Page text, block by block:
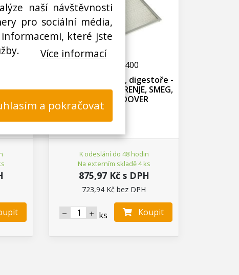
naší návštěvnosti
pro sociální média,
které jste
Více informací
a pokračovat
W000577400
Filtr odsavače par, digestoře -
kovový ADEK, GORENJE, SMEG,
CANDY / HOOVER
K odeslání do 48 hodin
Na externím skladě 4 ks
875,97 Kč s DPH
723,94 Kč bez DPH
ks Koupit